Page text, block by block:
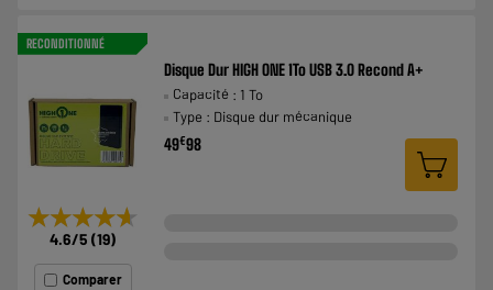
RECONDITIONNÉ
★★★★★
★★★★★
4.6/5 (19)
Comparer
Disque Dur HIGH ONE 1To USB 3.0 Recond A+
Capacité : 1 To
Type : Disque dur mécanique
49€98